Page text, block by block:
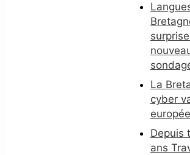
La
cyber
Depuis
ans